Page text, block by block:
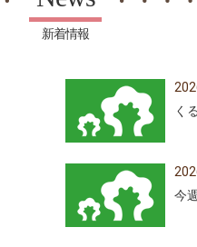
新着情報
く
今